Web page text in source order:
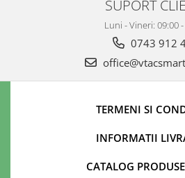
SUPORT
Luni - Vineri: 09:00
0743 912
TERMENI SI
INFORMATII
CATALOG